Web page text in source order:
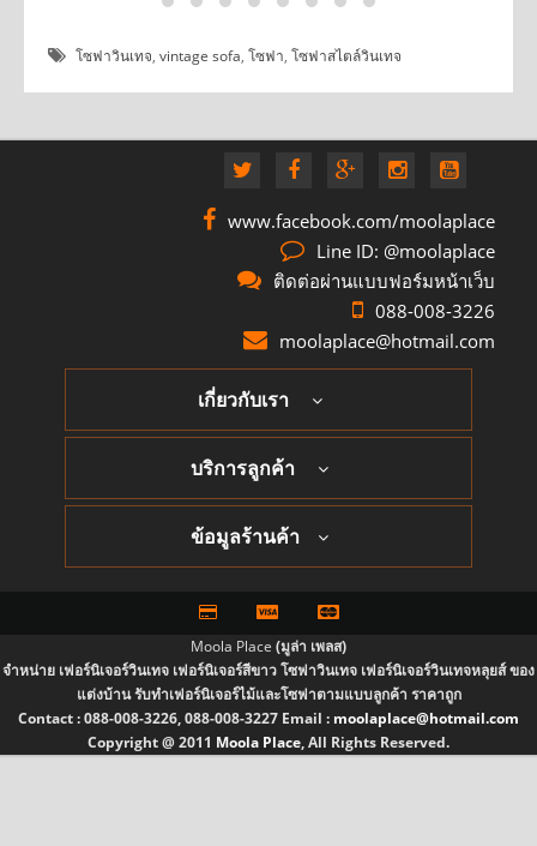
โซฟาวินเทจ, vintage sofa, โซฟา, โซฟาสไตล์วินเทจ
www.facebook.com/moolaplace
Line ID: @moolaplace
ติดต่อผ่านแบบฟอร์มหน้าเว็บ
088-008-3226
moolaplace@hotmail.com
เกี่ยวกับเรา
บริการลูกค้า
ข้อมูลร้านค้า
Moola Place (มูล่า เพลส)
จำหน่าย เฟอร์นิเจอร์วินเทจ เฟอร์นิเจอร์สีขาว โซฟาวินเทจ เฟอร์นิเจอร์วินเทจหลุยส์ ของ
แต่งบ้าน รับทำเฟอร์นิเจอร์ไม้และโซฟาตามแบบลูกค้า ราคาถูก
Contact :088-008-3226, 088-008-3227 Email : moolaplace@hotmail.com
Copyright @ 2011 Moola Place, All Rights Reserved.